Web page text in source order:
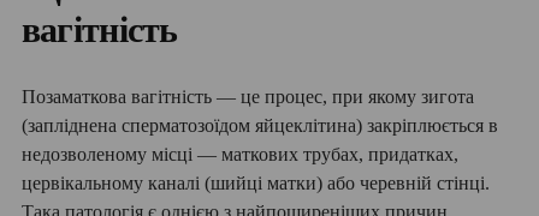
вагітність
Позаматкова вагітність — це процес, при якому зигота
(запліднена сперматозоїдом яйцеклітина) закріплюється в
недозволеному місці — маткових трубах, придатках,
цервікальному каналі (шийці матки) або черевній стінці.
Така патологія є однією з найпоширеніших причин